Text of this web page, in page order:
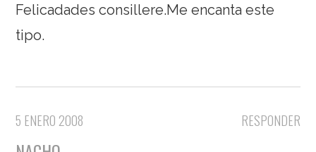
Felicadades consillere.Me encanta este
tipo.
RESPONDER
5 ENERO 2008